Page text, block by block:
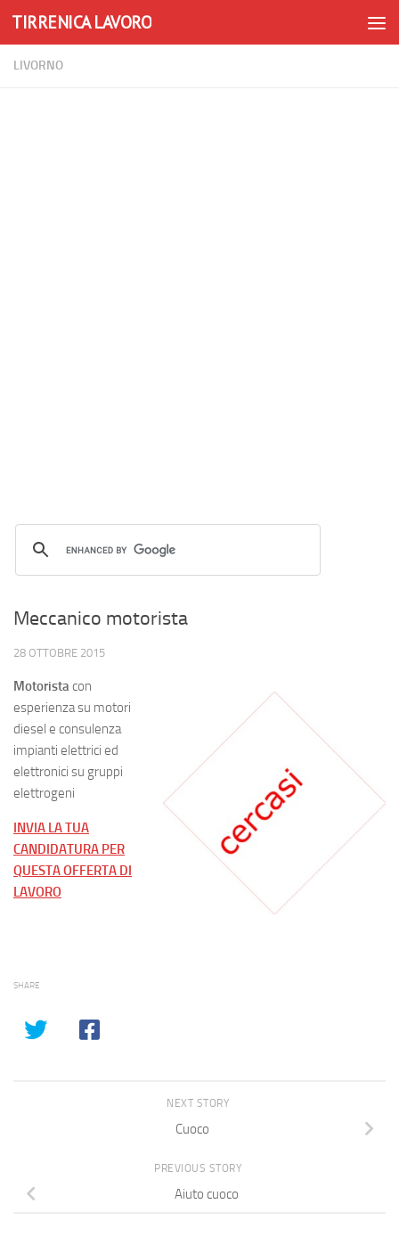
Skip to content
TIRRENICA LAVORO
LIVORNO
Meccanico motorista
28 OTTOBRE 2015
Motoristacon
esperienza su motori
diesel e consulenza
impianti elettrici ed
elettronici su gruppi
elettrogeni
INVIA LA TUA
CANDIDATURA PER
QUESTA OFFERTA DI
LAVORO
SHARE
NEXT STORY
Cuoco
PREVIOUS STORY
Aiuto cuoco